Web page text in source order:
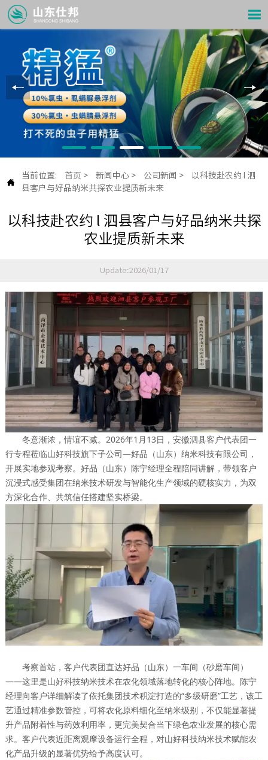


当前位置: 首页 > 新闻中心 > 公司新闻 >
以科技赴农约 l 泗
县客户与好品纳米共探农业提质新未来
以科技赴农约 l 泗县客户与好品纳米共探
农业提质新未来
Update:2026/01/17
冬意渐浓，情谊不减。2026年1月13日，安徽泗县客户代表团一
行专程莅临山好科技旗下子公司—好品（山东）纳米科技有限公司，
开展实地参观考察。好品（山东）陈宁经理全程陪同讲解，带领客户
沉浸式感受集团在纳米技术研发与智能化生产领域的硬核实力，为双
方深化合作、共筑信任搭建坚实桥梁。
考察首站，客户代表团直达好品（山东）一车间（砂磨车间）
——这里是山好科技纳米技术在农化领域落地转化的核心阵地。陈宁
经理向客户详细解读了依托集团技术积淀打造的“多级研磨”工艺，该工
艺通过精准参数管控，可将农化原料细化至纳米级别，不仅能显著提
升产品附着性与药效利用率，更完美契合当下绿色农业发展的核心需
求。客户代表近距离观摩设备运行全程，对山好科技纳米技术赋能农
化产品升级的显著优势给予高度认可。